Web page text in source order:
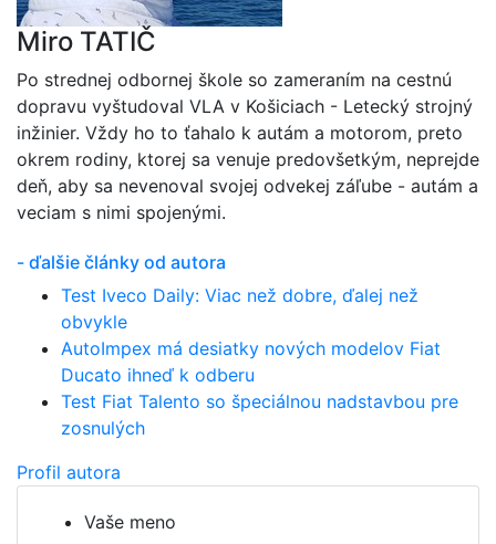
Miro TATIČ
Po strednej odbornej škole so zameraním na cestnú
dopravu vyštudoval VLA v Košiciach - Letecký strojný
inžinier. Vždy ho to ťahalo k autám a motorom, preto
okrem rodiny, ktorej sa venuje predovšetkým, neprejde
deň, aby sa nevenoval svojej odvekej záľube - autám a
veciam s nimi spojenými.
- ďalšie články od autora
Test Iveco Daily: Viac než dobre, ďalej než
obvykle
AutoImpex má desiatky nových modelov Fiat
Ducato ihneď k odberu
Test Fiat Talento so špeciálnou nadstavbou pre
zosnulých
Profil autora
Vaše meno